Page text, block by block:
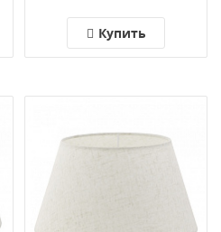
Купить